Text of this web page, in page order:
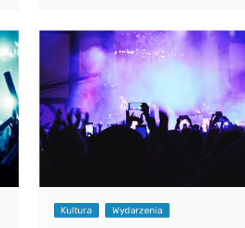
Kultura Wydarzenia